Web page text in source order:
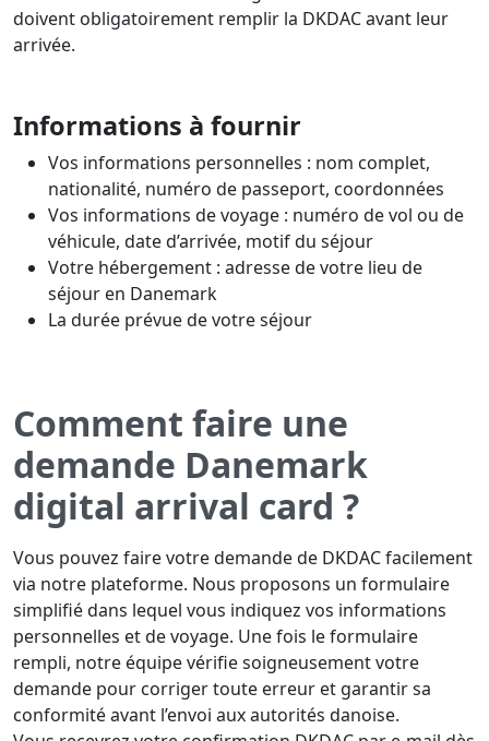
doivent obligatoirement remplir la DKDAC avant leur
arrivée.
Informations à fournir
Vos informations personnelles : nom complet,
nationalité, numéro de passeport, coordonnées
Vos informations de voyage : numéro de vol ou de
véhicule, date d’arrivée, motif du séjour
Votre hébergement : adresse de votre lieu de
séjour en Danemark
La durée prévue de votre séjour
Comment faire une
demande Danemark
digital arrival card ?
Vous pouvez faire votre demande de DKDAC facilement
via notre plateforme. Nous proposons un formulaire
simplifié dans lequel vous indiquez vos informations
personnelles et de voyage. Une fois le formulaire
rempli, notre équipe vérifie soigneusement votre
demande pour corriger toute erreur et garantir sa
conformité avant l’envoi aux autorités danoise.